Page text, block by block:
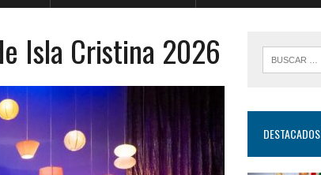
Isla Cristina 2026
DESTACADOS